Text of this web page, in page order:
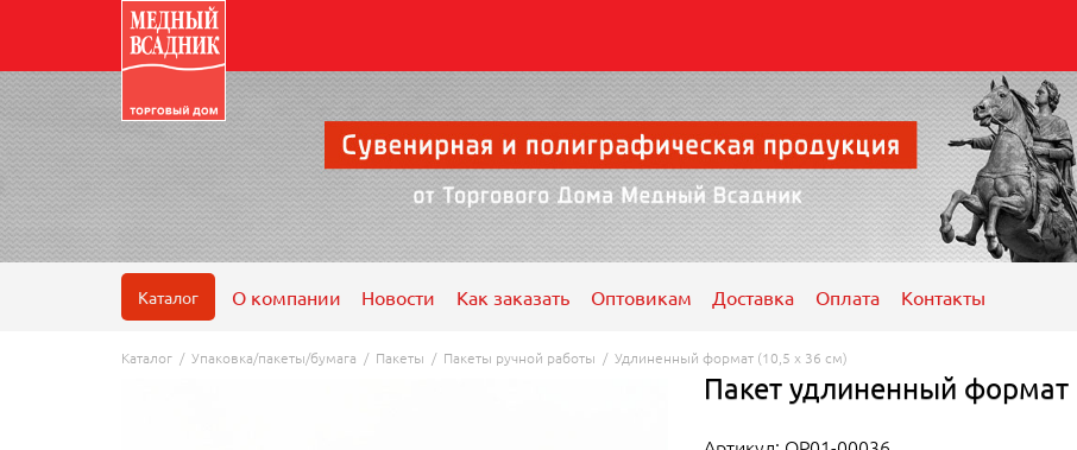
Каталог О компании Новости Как заказать Оптовикам Доставка Оплата Контакты
Каталог / Упаковка/пакеты/бумага / Пакеты / Пакеты ручной работы / Удлиненный формат (10,5 x 36 см)
Пакет удлиненный